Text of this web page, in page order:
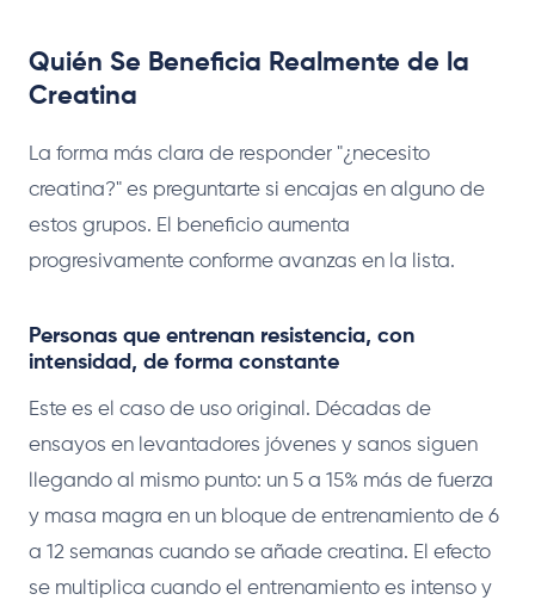
Quién Se Beneficia Realmente de la
Creatina
La forma más clara de responder "¿necesito
creatina?" es preguntarte si encajas en alguno de
estos grupos. El beneficio aumenta
progresivamente conforme avanzas en la lista.
Personas que entrenan resistencia, con
intensidad, de forma constante
Este es el caso de uso original. Décadas de
ensayos en levantadores jóvenes y sanos siguen
llegando al mismo punto: un 5 a 15% más de fuerza
y masa magra en un bloque de entrenamiento de 6
a 12 semanas cuando se añade creatina. El efecto
se multiplica cuando el entrenamiento es intenso y